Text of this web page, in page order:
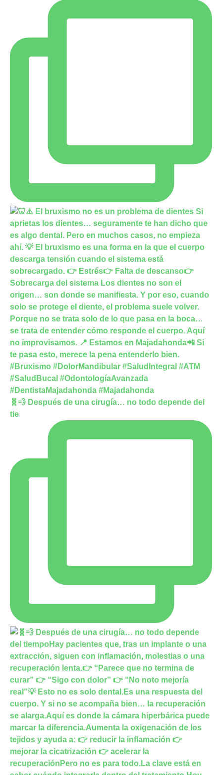
🧬💨 Después de una cirugía… no todo depende del
tie